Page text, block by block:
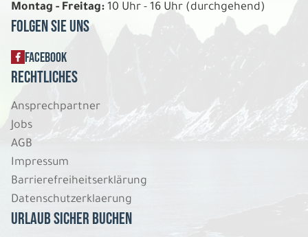
REISE VERBINDLICH ANFRAGEN
9 Tage
Di. 11.08. - Mi. 19.08.2026
Belegung: 2
REISE VERBINDLICH ANFRAGEN
Montag - Freitag: 10 Uhr - 16 Uhr (durchgehend)
Folgen Sie uns
FACEBOOK
Rechtliches
Ansprechpartner
Jobs
AGB
Impressum
Barrierefreiheitserklärung
Datenschutzerklaerung
Urlaub sicher buchen